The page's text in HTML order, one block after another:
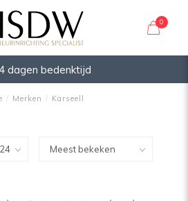
0
dagen bedenktijd
/ Merken / Karseell